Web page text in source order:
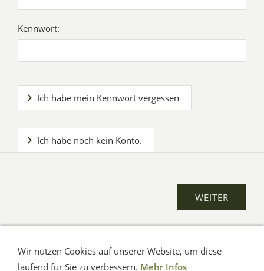
Kennwort:
Ich habe mein Kennwort vergessen
Ich habe noch kein Konto.
AGB Impressum
Verbraucherhinweise
Datenschutz
Hilfe
Wir nutzen Cookies auf unserer Website, um diese
laufend für Sie zu verbessern. Mehr Infos